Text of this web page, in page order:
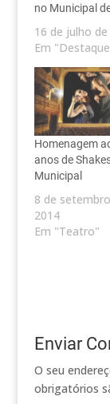
no Municipal
16 de julho
Em
Homenagem
anos de
Municipal
8 de
2014
Em "Teatro"
Enviar
O seu
obrigatórios